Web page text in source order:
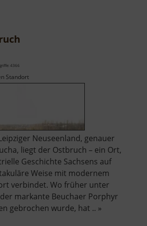
4366
Standort
Neuseenland, genauer
liegt der Ostbruch – ein Ort,
Geschichte Sachsens auf
Weise mit modernem
verbindet. Wo früher unter
markante Beuchaer Porphyr
gebrochen wurde, hat .. »